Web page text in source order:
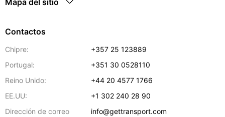
Mapa del sitio
Contactos
Chipre:
+357 25 123889
Portugal:
+351 30 0528110
Reino Unido:
+44 20 4577 1766
EE.UU:
+1 302 240 28 90
Dirección de correo
info@gettransport.com